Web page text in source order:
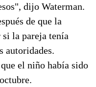
dijo Waterman.
de que la
la pareja tenía
autoridades.
el niño había sido